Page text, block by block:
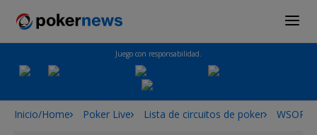
Juego con responsabilidad.
Inicio/Home Poker Live Lista de circuitos de poker WSOP